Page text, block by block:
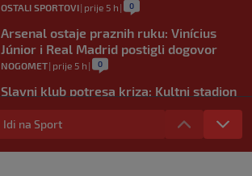
OSTALI SPORTOVI| prije 5 h | 0
Arsenal ostaje praznih ruku: Vinícius
Júnior i Real Madrid postigli dogovor
NOGOMET| prije 5 h | 0
Slavni klub potresa kriza: Kultni stadion
u Italiji bit će prazan na početku sezone,
navijači objavili rat upravi
Idi na Sport